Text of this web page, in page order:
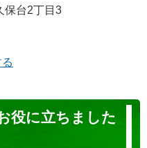
台2丁目3
役に立ちました